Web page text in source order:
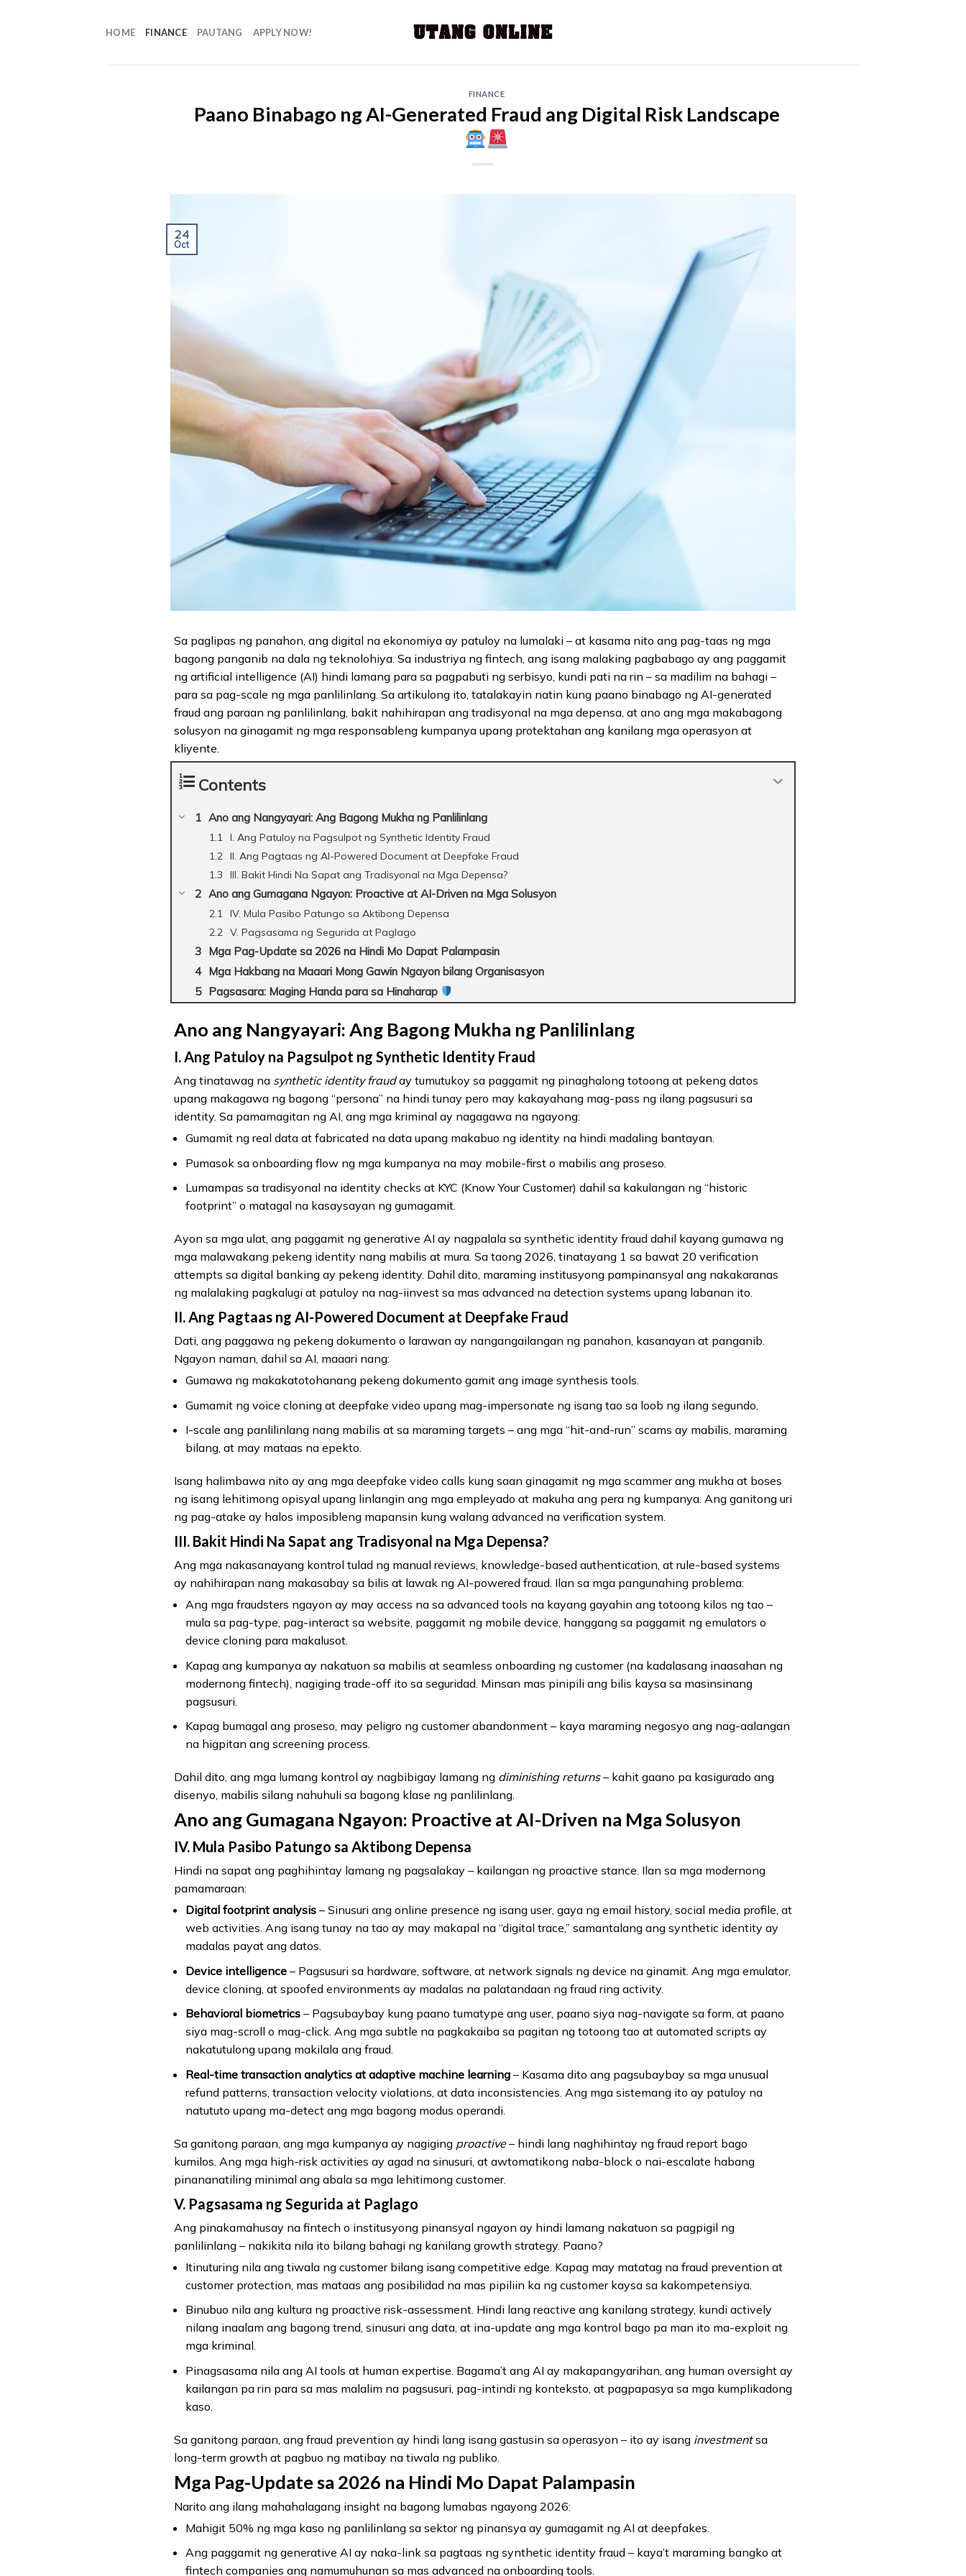
HOME FINANCE PAUTANG APPLY NOW!
FINANCE
Paano Binabago ng AI-Generated Fraud ang Digital Risk Landscape
24
Oct
Sa paglipas ng panahon, ang digital na ekonomiya ay patuloy na lumalaki – at kasama nito ang pag-taas ng mga
bagong panganib na dala ng teknolohiya. Sa industriya ng fintech, ang isang malaking pagbabago ay ang paggamit
ng artificial intelligence (AI) hindi lamang para sa pagpabuti ng serbisyo, kundi pati na rin – sa madilim na bahagi –
para sa pag-scale ng mga panlilinlang. Sa artikulong ito, tatalakayin natin kung paano binabago ng AI-generated
fraud ang paraan ng panlilinlang, bakit nahihirapan ang tradisyonal na mga depensa, at ano ang mga makabagong
solusyon na ginagamit ng mga responsableng kumpanya upang protektahan ang kanilang mga operasyon at
kliyente.
Contents
Ano ang Nangyayari: Ang Bagong Mukha ng Panlilinlang
I. Ang Patuloy na Pagsulpot ng Synthetic Identity Fraud
II. Ang Pagtaas ng AI-Powered Document at Deepfake Fraud
III. Bakit Hindi Na Sapat ang Tradisyonal na Mga Depensa?
Ano ang Gumagana Ngayon: Proactive at AI-Driven na Mga Solusyon
IV. Mula Pasibo Patungo sa Aktibong Depensa
V. Pagsasama ng Segurida at Paglago
Mga Pag-Update sa 2026 na Hindi Mo Dapat Palampasin
Mga Hakbang na Maaari Mong Gawin Ngayon bilang Organisasyon
Pagsasara: Maging Handa para sa Hinaharap
Ano ang Nangyayari: Ang Bagong Mukha ng Panlilinlang
I. Ang Patuloy na Pagsulpot ng Synthetic Identity Fraud
Ang tinatawag na synthetic identity frauday tumutukoy sa paggamit ng pinaghalong totoong at pekeng datos
upang makagawa ng bagong “persona” na hindi tunay pero may kakayahang mag-pass ng ilang pagsusuri sa
identity. Sa pamamagitan ng AI, ang mga kriminal ay nagagawa na ngayong:
Gumamit ng real data at fabricated na data upang makabuo ng identity na hindi madaling bantayan.
Pumasok sa onboarding flow ng mga kumpanya na may mobile-first o mabilis ang proseso.
Lumampas sa tradisyonal na identity checks at KYC (Know Your Customer) dahil sa kakulangan ng “historic
footprint” o matagal na kasaysayan ng gumagamit.
Ayon sa mga ulat, ang paggamit ng generative AI ay nagpalala sa synthetic identity fraud dahil kayang gumawa ng
mga malawakang pekeng identity nang mabilis at mura. Sa taong 2026, tinatayang 1 sa bawat 20 verification
attempts sa digital banking ay pekeng identity. Dahil dito, maraming institusyong pampinansyal ang nakakaranas
ng malalaking pagkalugi at patuloy na nag-iinvest sa mas advanced na detection systems upang labanan ito.
II. Ang Pagtaas ng AI-Powered Document at Deepfake Fraud
Dati, ang paggawa ng pekeng dokumento o larawan ay nangangailangan ng panahon, kasanayan at panganib.
Ngayon naman, dahil sa AI, maaari nang:
Gumawa ng makakatotohanang pekeng dokumento gamit ang image synthesis tools.
Gumamit ng voice cloning at deepfake video upang mag-impersonate ng isang tao sa loob ng ilang segundo.
I-scale ang panlilinlang nang mabilis at sa maraming targets – ang mga “hit-and-run” scams ay mabilis, maraming
bilang, at may mataas na epekto.
Isang halimbawa nito ay ang mga deepfake video calls kung saan ginagamit ng mga scammer ang mukha at boses
ng isang lehitimong opisyal upang linlangin ang mga empleyado at makuha ang pera ng kumpanya. Ang ganitong uri
ng pag-atake ay halos imposibleng mapansin kung walang advanced na verification system.
III. Bakit Hindi Na Sapat ang Tradisyonal na Mga Depensa?
Ang mga nakasanayang kontrol tulad ng manual reviews, knowledge-based authentication, at rule-based systems
ay nahihirapan nang makasabay sa bilis at lawak ng AI-powered fraud. Ilan sa mga pangunahing problema:
Ang mga fraudsters ngayon ay may access na sa advanced tools na kayang gayahin ang totoong kilos ng tao –
mula sa pag-type, pag-interact sa website, paggamit ng mobile device, hanggang sa paggamit ng emulators o
device cloning para makalusot.
Kapag ang kumpanya ay nakatuon sa mabilis at seamless onboarding ng customer (na kadalasang inaasahan ng
modernong fintech), nagiging trade-off ito sa seguridad. Minsan mas pinipili ang bilis kaysa sa masinsinang
pagsusuri.
Kapag bumagal ang proseso, may peligro ng customer abandonment – kaya maraming negosyo ang nag-aalangan
na higpitan ang screening process.
Dahil dito, ang mga lumang kontrol ay nagbibigay lamang ng diminishing returns– kahit gaano pa kasigurado ang
disenyo, mabilis silang nahuhuli sa bagong klase ng panlilinlang.
Ano ang Gumagana Ngayon: Proactive at AI-Driven na Mga Solusyon
IV. Mula Pasibo Patungo sa Aktibong Depensa
Hindi na sapat ang paghihintay lamang ng pagsalakay – kailangan ng proactive stance. Ilan sa mga modernong
pamamaraan:
Digital footprint analysis– Sinusuri ang online presence ng isang user, gaya ng email history, social media profile, at
web activities. Ang isang tunay na tao ay may makapal na “digital trace,” samantalang ang synthetic identity ay
madalas payat ang datos.
Device intelligence– Pagsusuri sa hardware, software, at network signals ng device na ginamit. Ang mga emulator,
device cloning, at spoofed environments ay madalas na palatandaan ng fraud ring activity.
Behavioral biometrics– Pagsubaybay kung paano tumatype ang user, paano siya nag-navigate sa form, at paano
siya mag-scroll o mag-click. Ang mga subtle na pagkakaiba sa pagitan ng totoong tao at automated scripts ay
nakatutulong upang makilala ang fraud.
Real-time transaction analytics at adaptive machine learning– Kasama dito ang pagsubaybay sa mga unusual
refund patterns, transaction velocity violations, at data inconsistencies. Ang mga sistemang ito ay patuloy na
natututo upang ma-detect ang mga bagong modus operandi.
Sa ganitong paraan, ang mga kumpanya ay nagiging proactive– hindi lang naghihintay ng fraud report bago
kumilos. Ang mga high-risk activities ay agad na sinusuri, at awtomatikong naba-block o nai-escalate habang
pinananatiling minimal ang abala sa mga lehitimong customer.
V. Pagsasama ng Segurida at Paglago
Ang pinakamahusay na fintech o institusyong pinansyal ngayon ay hindi lamang nakatuon sa pagpigil ng
panlilinlang – nakikita nila ito bilang bahagi ng kanilang growth strategy. Paano?
Itinuturing nila ang tiwala ng customer bilang isang competitive edge. Kapag may matatag na fraud prevention at
customer protection, mas mataas ang posibilidad na mas pipiliin ka ng customer kaysa sa kakompetensiya.
Binubuo nila ang kultura ng proactive risk-assessment. Hindi lang reactive ang kanilang strategy, kundi actively
nilang inaalam ang bagong trend, sinusuri ang data, at ina-update ang mga kontrol bago pa man ito ma-exploit ng
mga kriminal.
Pinagsasama nila ang AI tools at human expertise. Bagama’t ang AI ay makapangyarihan, ang human oversight ay
kailangan pa rin para sa mas malalim na pagsusuri, pag-intindi ng konteksto, at pagpapasya sa mga kumplikadong
kaso.
Sa ganitong paraan, ang fraud prevention ay hindi lang isang gastusin sa operasyon – ito ay isang investmentsa
long-term growth at pagbuo ng matibay na tiwala ng publiko.
Mga Pag-Update sa 2026 na Hindi Mo Dapat Palampasin
Narito ang ilang mahahalagang insight na bagong lumabas ngayong 2026:
Mahigit 50% ng mga kaso ng panlilinlang sa sektor ng pinansya ay gumagamit ng AI at deepfakes.
Ang paggamit ng generative AI ay naka-link sa pagtaas ng synthetic identity fraud – kaya’t maraming bangko at
fintech companies ang namumuhunan sa mas advanced na onboarding tools.